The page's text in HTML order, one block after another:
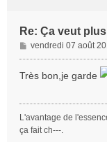
Re: Ça veut
M
e
s
g
e
vendredi 07 août
Très bon,je garde
L'avantage de
ça fait ch---.